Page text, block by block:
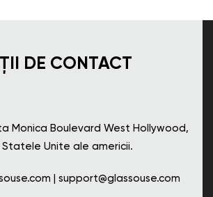
DE CONTACT
Monica Boulevard West Hollywood,
Statele Unite ale americii.
| support@glassouse.com